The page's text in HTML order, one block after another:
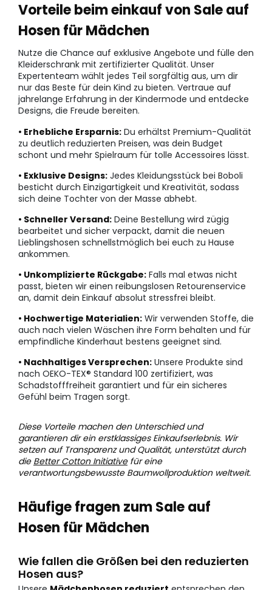
Vorteile beim einkauf von Sale auf
Hosen für Mädchen
Nutze die Chance auf exklusive Angebote und fülle den
Kleiderschrank mit zertifizierter Qualität. Unser
Expertenteam wählt jedes Teil sorgfältig aus, um dir
nur das Beste für dein Kind zu bieten. Vertraue auf
jahrelange Erfahrung in der Kindermode und entdecke
Designs, die Freude bereiten.
• Erhebliche Ersparnis: Du erhältst Premium-Qualität
zu deutlich reduzierten Preisen, was dein Budget
schont und mehr Spielraum für tolle Accessoires lässt.
• Exklusive Designs: Jedes Kleidungsstück bei Boboli
besticht durch Einzigartigkeit und Kreativität, sodass
sich deine Tochter von der Masse abhebt.
• Schneller Versand: Deine Bestellung wird zügig
bearbeitet und sicher verpackt, damit die neuen
Lieblingshosen schnellstmöglich bei euch zu Hause
ankommen.
• Unkomplizierte Rückgabe: Falls mal etwas nicht
passt, bieten wir einen reibungslosen Retourenservice
an, damit dein Einkauf absolut stressfrei bleibt.
• Hochwertige Materialien: Wir verwenden Stoffe, die
auch nach vielen Wäschen ihre Form behalten und für
empfindliche Kinderhaut bestens geeignet sind.
• Nachhaltiges Versprechen: Unsere Produkte sind
nach OEKO-TEX® Standard 100 zertifiziert, was
Schadstofffreiheit garantiert und für ein sicheres
Gefühl beim Tragen sorgt.
Diese Vorteile machen den Unterschied und
garantieren dir ein erstklassiges Einkaufserlebnis. Wir
setzen auf Transparenz und Qualität, unterstützt durch
die Better Cotton Initiativefür eine
verantwortungsbewusste Baumwollproduktion weltweit.
Häufige fragen zum Sale auf
Hosen für Mädchen
Wie fallen die Größen bei den reduzierten
Hosen aus?